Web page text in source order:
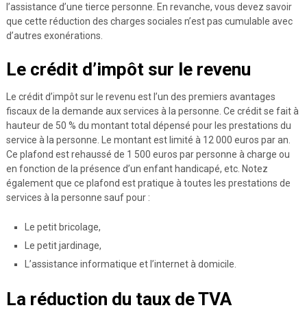
l’assistance d’une tierce personne. En revanche, vous devez savoir
que cette réduction des charges sociales n’est pas cumulable avec
d’autres exonérations.
Le crédit d’impôt sur le revenu
Le crédit d’impôt sur le revenu est l’un des premiers avantages
fiscaux de la demande aux services à la personne. Ce crédit se fait à
hauteur de 50 % du montant total dépensé pour les prestations du
service à la personne. Le montant est limité à 12 000 euros par an.
Ce plafond est rehaussé de 1 500 euros par personne à charge ou
en fonction de la présence d’un enfant handicapé, etc. Notez
également que ce plafond est pratique à toutes les prestations de
services à la personne sauf pour :
Le petit bricolage,
Le petit jardinage,
L’assistance informatique et l’internet à domicile.
La réduction du taux de TVA